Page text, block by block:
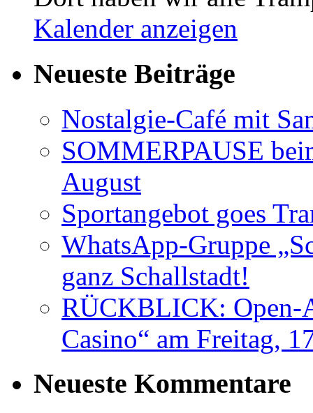
Kalender anzeigen
Neueste Beiträge
Nostalgie-Café mit
SOMMERPAUSE
August
Sportangebot goes
WhatsApp-Gruppe
ganz Schallstadt!
RÜCKBLICK: Open-
Casino“ am Freitag,
Neueste Kommentare